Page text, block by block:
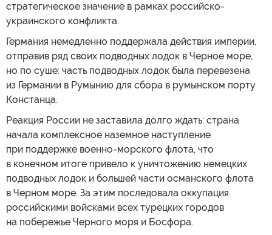
стратегическое значение в рамках российско-
украинского конфликта.
Германия немедленно поддержала действия империи,
отправив ряд своих подводных лодок в Черное море,
но по суше: часть подводных лодок была перевезена
из Германии в Румынию для сбора в румынском порту
Констанца.
Реакция России не заставила долго ждать: страна
начала комплексное наземное наступление
при поддержке военно-морского флота, что
в конечном итоге привело к уничтожению немецких
подводных лодок и большей части османского флота
в Черном море. За этим последовала оккупация
российскими войсками всех турецких городов
на побережье Черного моря и Босфора.